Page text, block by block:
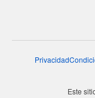
Privacidad
Este